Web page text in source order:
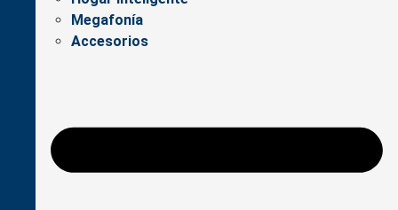
Megafonía
Accesorios